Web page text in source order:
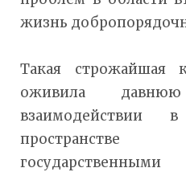
жизнь
Такая строжайшая
оживила
взаимодействии